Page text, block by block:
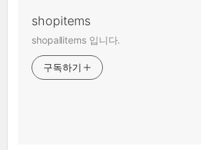
shopitems
shopallitems 입니다.
구독하기